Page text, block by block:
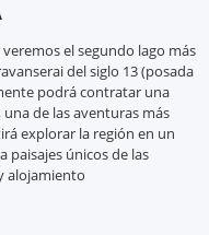
el segundo lago más
del siglo 13 (posada
podrá contratar una
una de las aventuras más
explorar la región en un
únicos de las
alojamiento